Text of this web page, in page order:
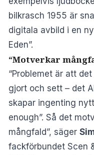
bilkrasch 1955 är
digitala avbild i en
Eden”.
“Motverkar
“Problemet är att
gjort och sett – det
skapar ingenting
enough”. Så det
mångfald”, säger
fackförbundet Scen